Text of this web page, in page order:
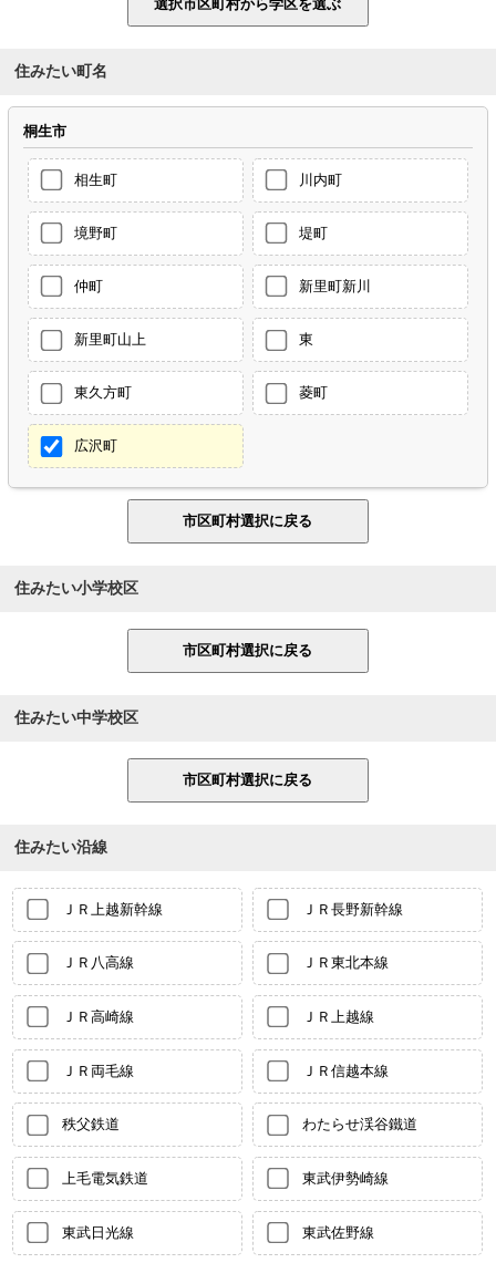
住みたい町名
桐生市
相生町 川内町
境野町 堤町
仲町 新里町新川
新里町山上 東
東久方町 菱町
広沢町
住みたい小学校区
住みたい中学校区
住みたい沿線
ＪＲ上越新幹線 ＪＲ長野新幹線
ＪＲ八高線 ＪＲ東北本線
ＪＲ高崎線 ＪＲ上越線
ＪＲ両毛線 ＪＲ信越本線
秩父鉄道 わたらせ渓谷鐵道
上毛電気鉄道 東武伊勢崎線
東武日光線 東武佐野線